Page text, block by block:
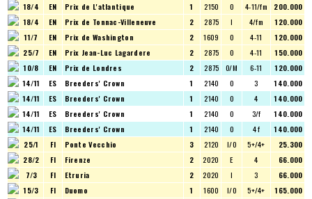
18/4
EN Prix de L'atlantique 1 2150 O 4-11/fm
200.000
18/4
EN Prix de Tonnac-Villeneuve 2 2875 I 4/fm
120.000
11/7
EN Prix de Washington 2 1609 O 4-11
120.000
25/7
EN Prix Jean-Luc Lagardere 2 2875 O 4-11
150.000
10/8
EN Prix de Londres 2 2875 O/M 6-11
120.000
14/11
ES Breeders' Crown 1 2140 O 3
140.000
14/11
ES Breeders' Crown 1 2140 O 4
140.000
14/11
ES Breeders' Crown 1 2140 O 3/f
140.000
14/11
ES Breeders' Crown 1 2140 O 4 f
140.000
25/1
FI Ponte Vecchio 3 2120 I/O 5+/4+
25.300
28/2
FI Firenze 2 2020 E 4
66.000
7/3
FI Etruria 2 2020 I 3
66.000
15/3
FI Duomo 1 1600 I/O 5+/4+
165.000